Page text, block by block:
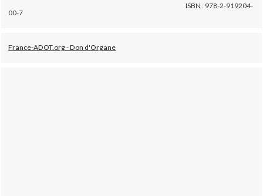
ISBN : 978-2-919204-
00-7
France-ADOT.org - Don d'Organe